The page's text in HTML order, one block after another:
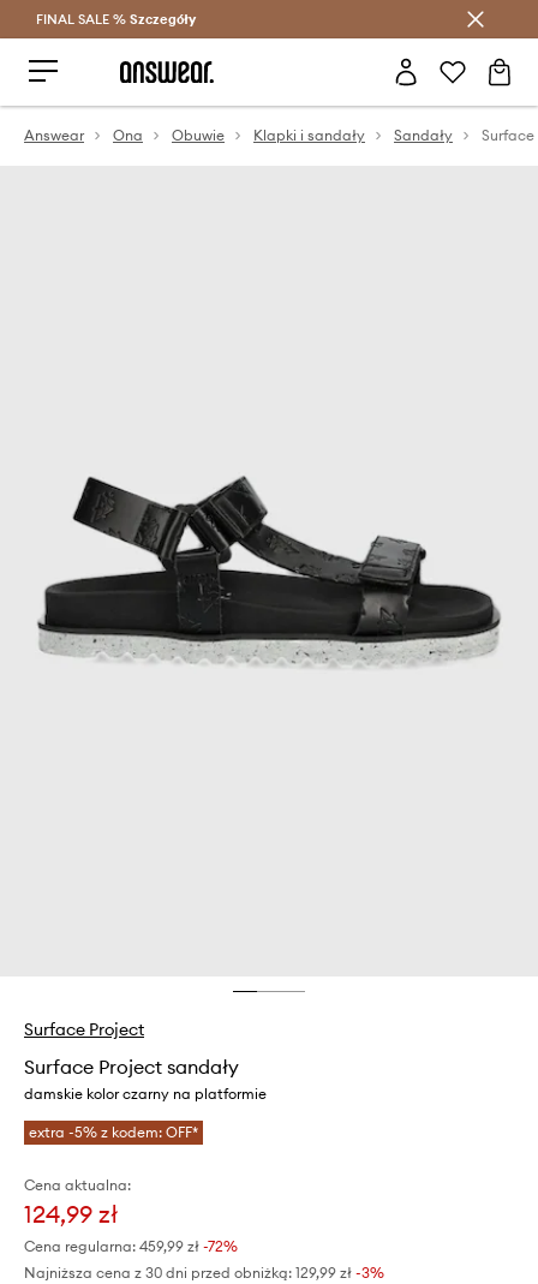
Oszczędzaj z Answear Club >
FINAL SALE % Szczegóły
Answear Ona Obuwie Klapki i sandały Sandały Surface
Surface Project
Surface Project sandały
damskie kolor czarny na platformie
extra -5% z kodem: OFF*
Cena aktualna:
124,99 zł
Cena regularna: 459,99 zł -72%
Najniższa cena z 30 dni przed obniżką: 129,99 zł -3%